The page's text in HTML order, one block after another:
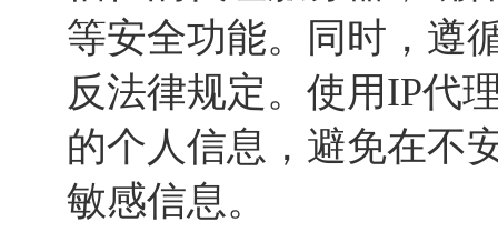
等安全功能。同时，遵
反法律规定。使用IP代
的个人信息，避免在不
敏感信息。